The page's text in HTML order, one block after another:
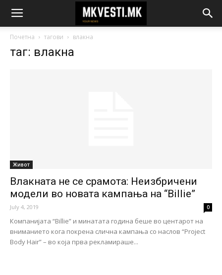
Почетна тагови влакна
таг: влакна
Живот
Влакната не се срамота: Неизбричени
модели во новата кампања на “Billie”
July 4, 2019 0
Компанијата “Billie” и минатата година беше во центарот на
вниманието кога покрена слична кампања со наслов “Project
Body Hair” – во која прва рекламираше...